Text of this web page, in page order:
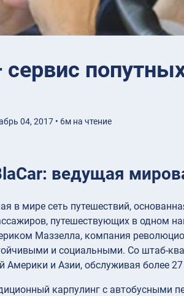
04, 2017 • 6м на чтение
ведущая
в мире сеть путешествий,
путешествующих в одном
Маззелла, компания
и социальными. Со штаб-
Америки и Азии, обслуживая более
карпулинг с автобусными